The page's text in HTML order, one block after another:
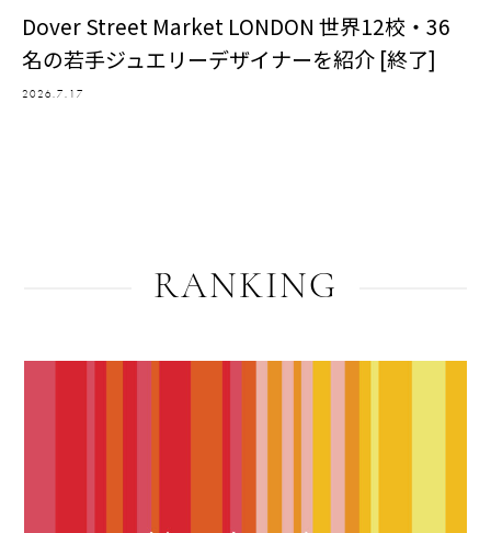
Dover Street Market LONDON 世界12校・36
名の若手ジュエリーデザイナーを紹介 [終了]
2026.7.17
RANKING